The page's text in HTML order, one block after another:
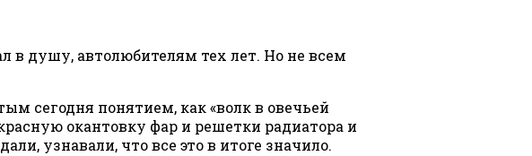
в душу, автолюбителям тех лет. Но не всем
сегодня понятием, как «волк в овечьей
окантовку фар и решетки радиатора и
узнавали, что все это в итоге значило.